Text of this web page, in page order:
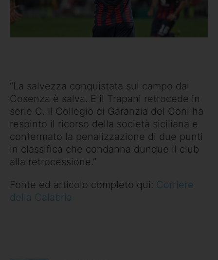
“La salvezza conquistata sul campo dal
Cosenza è salva. E il Trapani retrocede in
serie C. Il Collegio di Garanzia del Coni ha
respinto il ricorso della società siciliana e
confermato la penalizzazione di due punti
in classifica che condanna dunque il club
alla retrocessione.”
Fonte ed articolo completo qui: Corriere
della Calabria